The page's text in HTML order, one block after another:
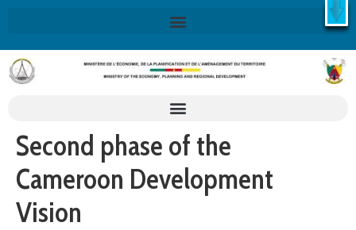
X
Retrouvez ici la Stratégie Nationale de Développement 2020-
2030SND30
En savoir plus
Second phase of the
Cameroon Development
Vision